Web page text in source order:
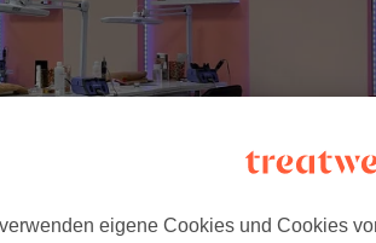
eigene Cookies und Cookies